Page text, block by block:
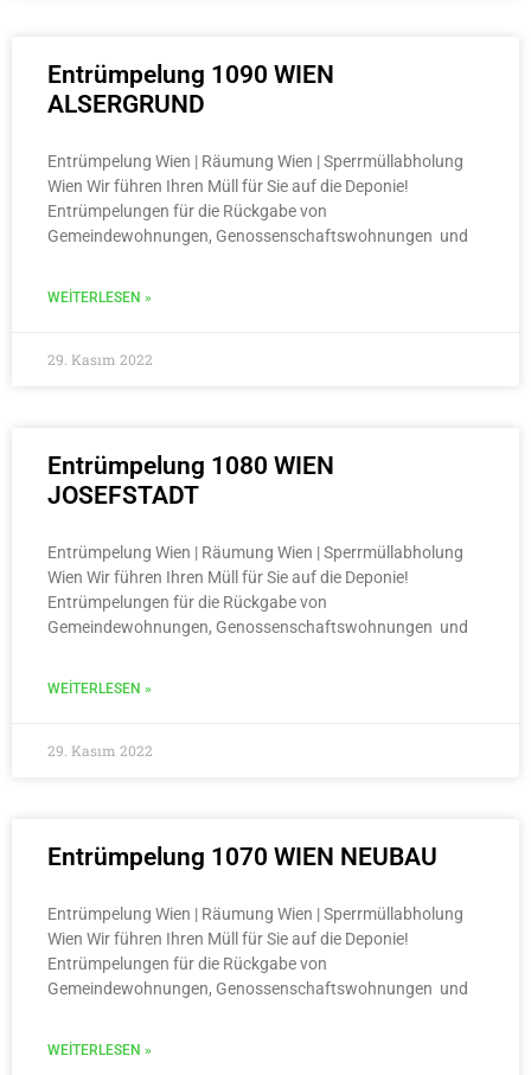
Entrümpelung 1090 WIEN
ALSERGRUND
Entrümpelung Wien | Räumung Wien | Sperrmüllabholung
Wien Wir führen Ihren Müll für Sie auf die Deponie!
Entrümpelungen für die Rückgabe von
Gemeindewohnungen, Genossenschaftswohnungen und
WEITERLESEN »
29. Kasım 2022
Entrümpelung 1080 WIEN
JOSEFSTADT
Entrümpelung Wien | Räumung Wien | Sperrmüllabholung
Wien Wir führen Ihren Müll für Sie auf die Deponie!
Entrümpelungen für die Rückgabe von
Gemeindewohnungen, Genossenschaftswohnungen und
WEITERLESEN »
29. Kasım 2022
Entrümpelung 1070 WIEN NEUBAU
Entrümpelung Wien | Räumung Wien | Sperrmüllabholung
Wien Wir führen Ihren Müll für Sie auf die Deponie!
Entrümpelungen für die Rückgabe von
Gemeindewohnungen, Genossenschaftswohnungen und
WEITERLESEN »